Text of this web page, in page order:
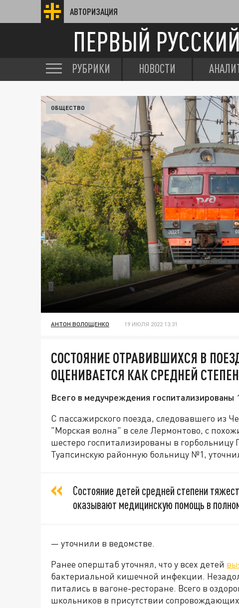
АВТОРИЗАЦИЯ
ПЕРВЫЙ РУССКИЙ
РУБРИКИ НОВОСТИ
ОБЩЕСТВО
АНТОН ВОЛОЩЕНКО 19 ИЮЛЯ 2022 13:31
СОСТОЯНИЕ ОТРАВИВШИХСЯ В
ОЦЕНИВАЕТСЯ КАК СРЕДНЕЙ
Всего в медучреждения госпитализированы
С пассажирского поезда, следовавшего из
"Морская волна" в селе Лермонтово, с
шестеро госпитализированы в
Туапсинскую районную больницу №1,
Состояние детей средней степени
оказывают медицинскую помощь в
— уточнили в ведомстве.
Ранее оперштаб уточнял, что у всех детей
бактериальной кишечной инфекции.
питались в вагоне-ресторане. Всего в
школьников в присутствии